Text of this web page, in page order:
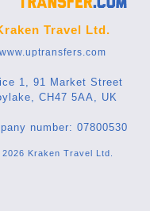
Travel Ltd.
www.uptransfers.com
1, 91 Market Street
CH47 5AA, UK
number: 07800530
Kraken Travel Ltd.